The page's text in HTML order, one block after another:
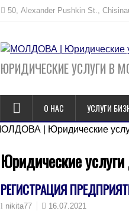
50, Alexander Pushkin St.,
ЮРИДИЧЕСКИЕ УСЛУГИ В
О НАС УСЛУГИ
Юридические
РЕГИСТРАЦИЯ
nikita77 16.07.2021